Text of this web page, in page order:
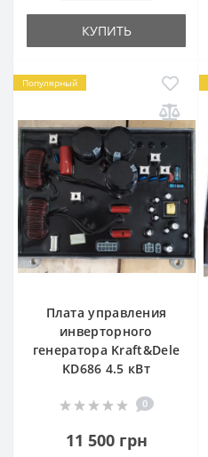
КУПИТЬ
Популярный
Плата управления
инверторного
генератора Kraft&Dele
KD686 4.5 кВт
0
11 500 грн